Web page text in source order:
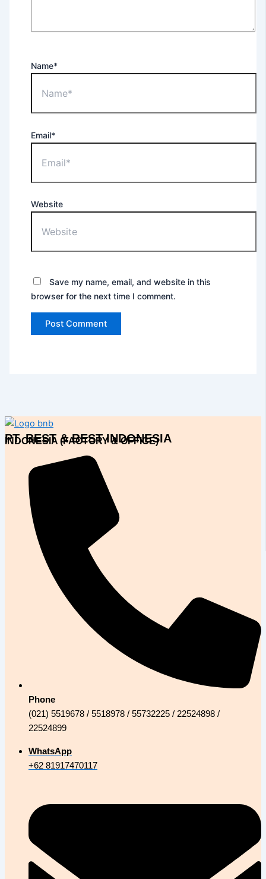
Name*
Email*
Website
Save my name, email, and website in this
browser for the next time I comment.
PT. BEST & BEST INDONESIA
INDONESIA (FACTORY & OFFICE)
Phone
(021) 5519678 / 5518978 / 55732225 / 22524898 /
22524899
WhatsApp
+62 81917470117